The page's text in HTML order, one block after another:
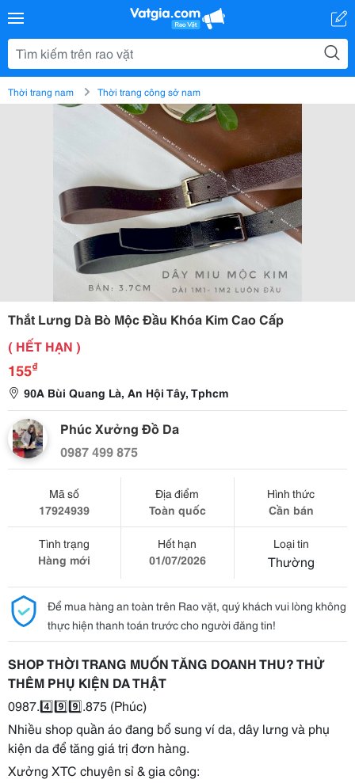
Thời trang nam Thời trang công sở nam
Thắt Lưng Dà Bò Mộc Đầu Khóa Kim Cao Cấp
( HẾT HẠN )
155₫
90A Bùi Quang Là, An Hội Tây, Tphcm
Phúc Xưởng Đồ Da
0987 499 875
Mã số
17924939
Địa điểm
Toàn quốc
Hình thức
Cần bán
Tình trạng
Hàng mới
Hết hạn
01/07/2026
Loại tin
Thường
Để mua hàng an toàn trên Rao vặt, quý khách vui lòng không
thực hiện thanh toán trước cho người đăng tin!
SHOP THỜI TRANG MUỐN TĂNG DOANH THU? THỬ
THÊM PHỤ KIỆN DA THẬT
0987.4️⃣9️⃣9️⃣.875 (Phúc)
Nhiều shop quần áo đang bổ sung ví da, dây lưng và phụ
kiện da để tăng giá trị đơn hàng.
Xưởng XTC chuyên sỉ & gia công: